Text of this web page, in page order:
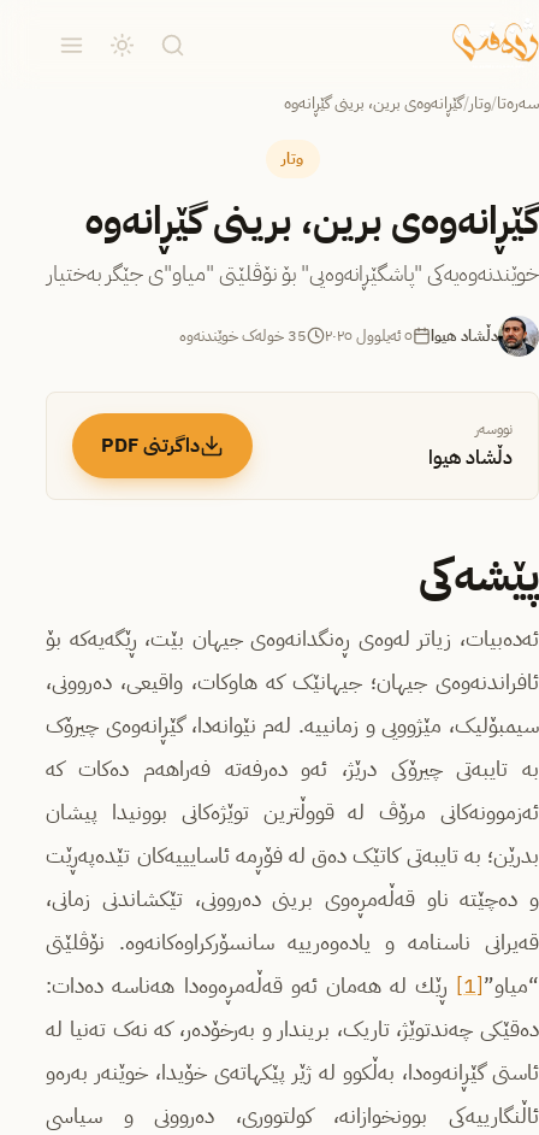
سەرەتا/وتار/گێڕانەوەی برین، برینی گێڕانەوە
وتار
گێڕانەوەی برین، برینی گێڕانەوە
خوێندنەوەیەکی "پاشگێڕانەوەیی" بۆ نۆڤلێتی "میاو"ی جێگر به‌ختیار
دڵشاد هیوا ٥ ئەیلوول ٢٠٢٥ 35 خولەک خوێندنەوە
نووسەر
دڵشاد هیوا داگرتنی PDF
پێشەکی
ئەدەبیات، زیاتر لەوەی ڕەنگدانەوەی جیهان بێت، ڕێگەیەکە بۆ
ئافراندنه‌وه‌ی جیهان؛ جیهانێک کە هاوکات، واقیعی، دەروونی،
سیمبۆلیک، مێژوویی و زمانییە. لەم نێوانەدا، گێڕانەوەی چیرۆک
بە تایبەتی چیرۆكی درێژ، ئەو دەرفەتە فەراهەم دەکات کە
ئەزموونەکانی مرۆڤ لە قووڵترین توێژەکانی بوونیدا پیشان
بدرێن؛ بە تایبەتی کاتێک دەق لە فۆڕمە ئاسایییەکان تێدەپەڕێت
و دەچێتە ناو قەڵەمڕەوی برینی دەروونی، تێكشاندنی زمانی،
قەیرانی ناسنامە و یادەوەرییه‌ سانسۆرکراوەکانه‌وه‌. نۆڤلێتی
“میاو”[1]
ڕێك لە هەمان ئەو قەڵەمڕەوەدا هەناسە دەدات:
دەقێکی چەندتوێژ، تاریک، بریندار و به‌رخۆده‌ر، کە نەک تەنیا لە
ئاستی گێڕانەوەدا، بەڵکوو لە ژێر پێکهاتەی خۆیدا، خوێنەر بەرەو
ئاڵنگارییه‌كی بوونخوازانه‌، کولتووری، دەروونی و سیاسی